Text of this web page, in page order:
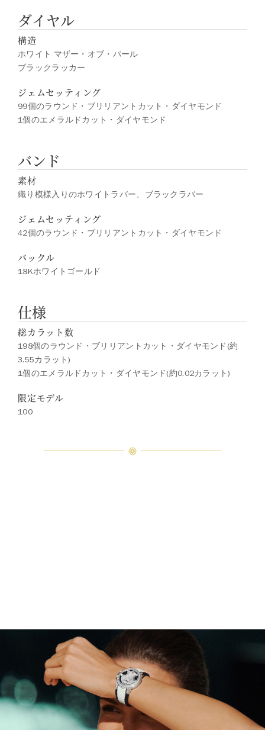
ダイヤル
構造
ホワイト マザー・オブ・パール
ブラックラッカー
ジェムセッティング
99個のラウンド・ブリリアントカット・ダイヤモンド
1個のエメラルドカット・ダイヤモンド
バンド
素材
織り模様入りのホワイトラバー、ブラックラバー
ジェムセッティング
42個のラウンド・ブリリアントカット・ダイヤモンド
バックル
18Kホワイトゴールド
仕様
総カラット数
198個のラウンド・ブリリアントカット・ダイヤモンド(約
3.55カラット)
1個のエメラルドカット・ダイヤモンド(約0.02カラット)
限定モデル
100